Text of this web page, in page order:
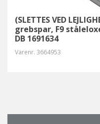
(SLETTES VED
grebspar, F9
DB 1691634
Varenr. 3664953